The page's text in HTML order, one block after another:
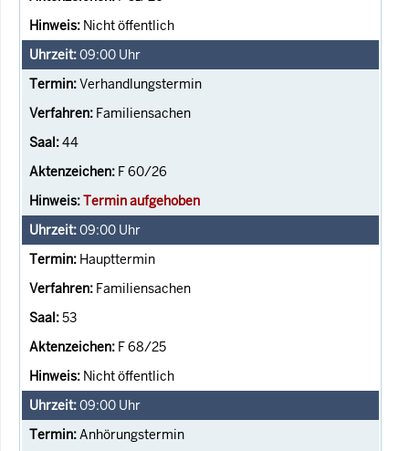
Nicht öffentlich
09:00 Uhr
Verhandlungstermin
Familiensachen
44
F 60/26
Termin aufgehoben
09:00 Uhr
Haupttermin
Familiensachen
53
F 68/25
Nicht öffentlich
09:00 Uhr
Anhörungstermin